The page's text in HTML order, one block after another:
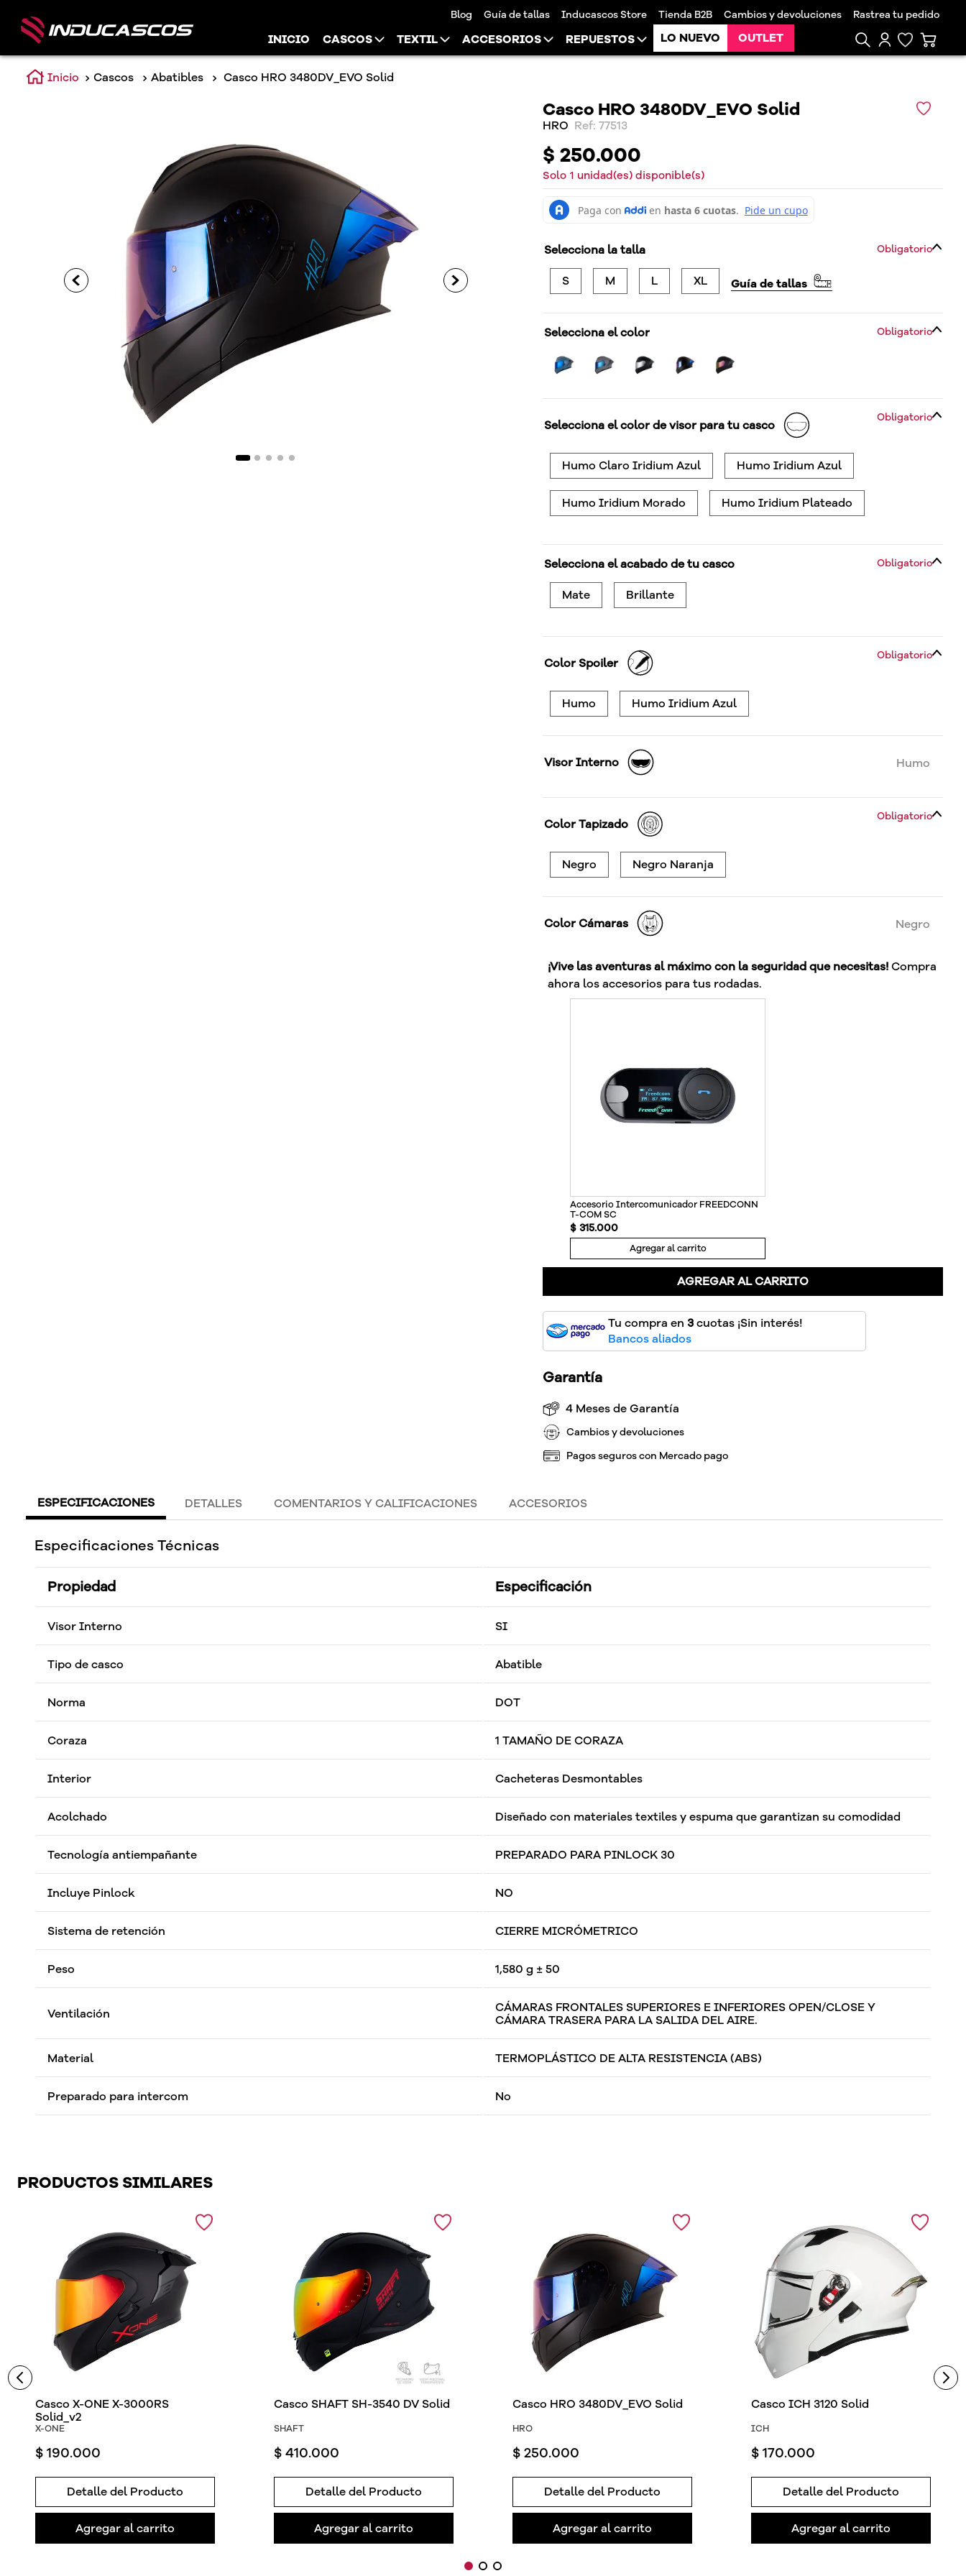
Blog Guía de tallas Inducascos Store Tienda B2B Cambios y devoluciones Rastrea tu pedido
INICIO CASCOS TEXTIL ACCESORIOS REPUESTOS LO NUEVO OUTLET
Cascos Abatibles Casco HRO 3480DV_EVO Solid
Casco HRO 3480DV_EVO Solid
HRO :77513
$ 250.000
Solo 1 unidad(es) disponible(s)
Selecciona el color Obligatorio
Selecciona la talla Obligatorio
S M L XL Guía de tallas
Selecciona el color de visor para tu casco
Obligatorio
Humo Claro Iridium Azul Humo Iridium Azul
Humo Iridium Morado Humo Iridium Plateado
Selecciona el acabado de tu casco Obligatorio
Mate Brillante
Color Spoiler
Obligatorio
Humo Humo Iridium Azul
Visor Interno Humo
Color Tapizado
Obligatorio
Negro Negro Naranja
Color Cámaras Negro
¡Vive las aventuras al máximo con la seguridad que necesitas!Compra
ahora los accesorios para tus rodadas.
Accesorio Intercomunicador FREEDCONN
T-COM SC
$ 315.000
Agregar al carrito
AGREGAR AL CARRITO
Tu compra en3cuotas ¡Sin interés!
Bancos aliados
Garantía
4 Meses de Garantía
Cambios y devoluciones
Pagos seguros con Mercado pago
ESPECIFICACIONES DETALLES COMENTARIOS Y CALIFICACIONES ACCESORIOS
Especificaciones Técnicas
Propiedad Especificación
Visor Interno SI
Tipo de casco Abatible
Norma DOT
Coraza 1 TAMAÑO DE CORAZA
Interior Cacheteras Desmontables
Acolchado Diseñado con materiales textiles y espuma que garantizan su comodidad
Tecnología antiempañante PREPARADO PARA PINLOCK 30
Incluye Pinlock NO
Sistema de retención CIERRE MICRÓMETRICO
Peso 1,580 g ± 50
Ventilación
CÁMARAS FRONTALES SUPERIORES E INFERIORES OPEN/CLOSE Y
CÁMARA TRASERA PARA LA SALIDA DEL AIRE.
Material TERMOPLÁSTICO DE ALTA RESISTENCIA (ABS)
Preparado para intercom No
PRODUCTOS SIMILARES
Casco X-ONE X-3000RS
Solid_v2
X-ONE
$ 190.000
Detalle del Producto
Agregar al carrito
Casco SHAFT SH-3540 DV Solid
SHAFT
$ 410.000
Detalle del Producto
Agregar al carrito
Casco HRO 3480DV_EVO Solid
HRO
$ 250.000
Detalle del Producto
Agregar al carrito
Casco ICH 3120 Solid
ICH
$ 170.000
Detalle del Producto
Agregar al carrito